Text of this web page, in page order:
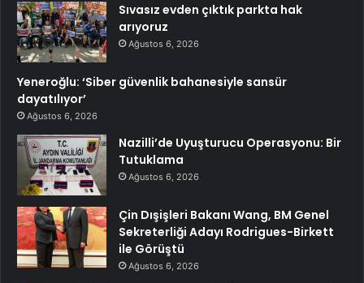
Sıvasız evden çıktık parkta hak
arıyoruz
Ağustos 6, 2026
Yeneroğlu: ‘Siber güvenlik bahanesiyle sansür
dayatılıyor’
Ağustos 6, 2026
Nazilli’de Uyuşturucu Operasyonu: Bir
Tutuklama
Ağustos 6, 2026
Çin Dışişleri Bakanı Wang, BM Genel
Sekreterliği Adayı Rodrigues-Birkett
ile Görüştü
Ağustos 6, 2026